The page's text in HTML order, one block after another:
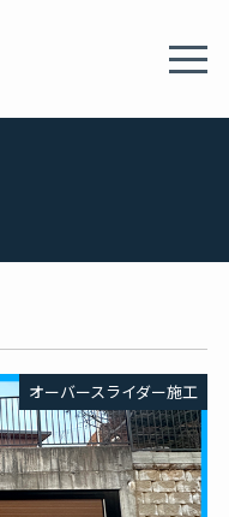
オーバースライダー施工